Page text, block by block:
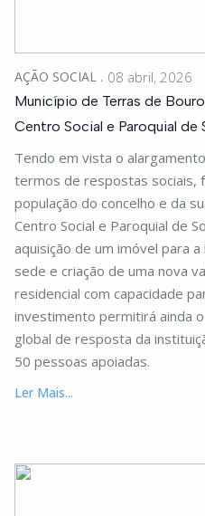
AÇÃO SOCIAL 08 abril, 2026
Município de Terras de
Centro Social e Paroquial de
Tendo em vista o
termos de respostas sociais,
população do concelho e da
Centro Social e Paroquial de
aquisição de um imóvel para
sede e criação de uma nova
residencial com capacidade
investimento permitirá ainda
global de resposta da
50 pessoas apoiadas.
Ler Mais...